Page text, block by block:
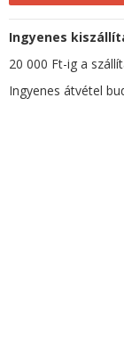
Ingyenes
20 000 Ft-ig a
Ingyenes átvétel